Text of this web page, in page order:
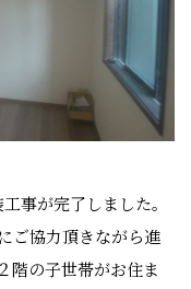
事が完了しました。
ご協力頂きながら進
階の子世帯がお住ま